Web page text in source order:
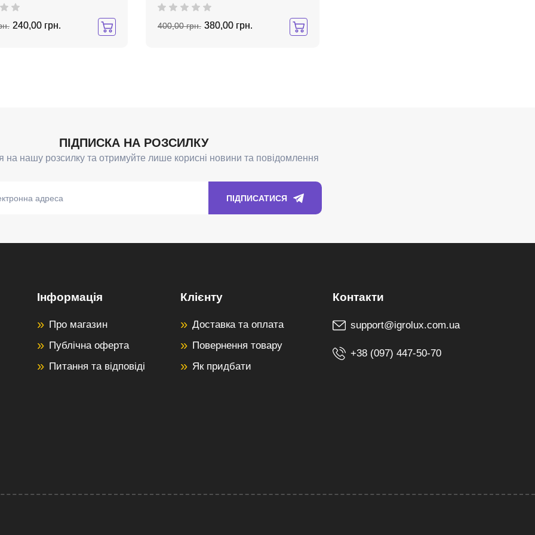
240,00 грн. 400,00 грн. 380,00 грн.
Інформація
Про магазин
Публічна оферта
Питання та відповіді
Клієнту
Доставка та оплата
Повернення товару
Як придбати
support@igrolux.com.ua
+38 (097) 447-50-70